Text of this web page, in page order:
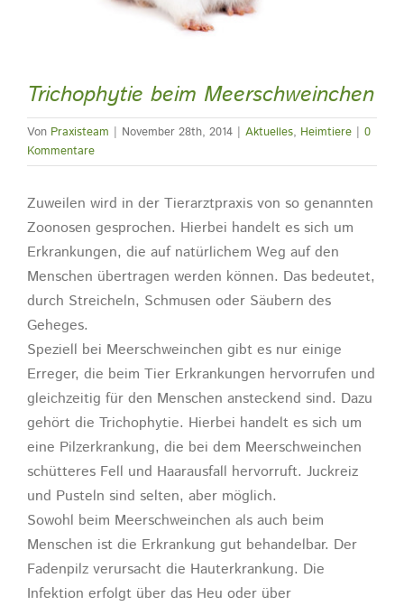
Trichophytie beim Meerschweinchen
Von Praxisteam | November 28th, 2014 | Aktuelles, Heimtiere | 0
Kommentare
Zuweilen wird in der Tierarztpraxis von so genannten
Zoonosen gesprochen. Hierbei handelt es sich um
Erkrankungen, die auf natürlichem Weg auf den
Menschen übertragen werden können. Das bedeutet,
durch Streicheln, Schmusen oder Säubern des
Geheges.
Speziell bei Meerschweinchen gibt es nur einige
Erreger, die beim Tier Erkrankungen hervorrufen und
gleichzeitig für den Menschen ansteckend sind. Dazu
gehört die Trichophytie. Hierbei handelt es sich um
eine Pilzerkrankung, die bei dem Meerschweinchen
schütteres Fell und Haarausfall hervorruft. Juckreiz
und Pusteln sind selten, aber möglich.
Sowohl beim Meerschweinchen als auch beim
Menschen ist die Erkrankung gut behandelbar. Der
Fadenpilz verursacht die Hauterkrankung. Die
Infektion erfolgt über das Heu oder über